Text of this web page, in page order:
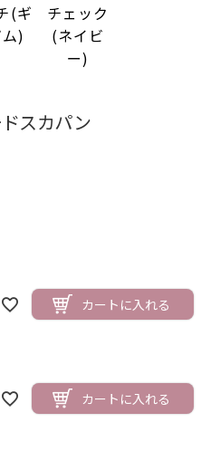
(ギ
)
チェック
(ネイビ
ー)
スカパン
カートに入れる
カートに入れる